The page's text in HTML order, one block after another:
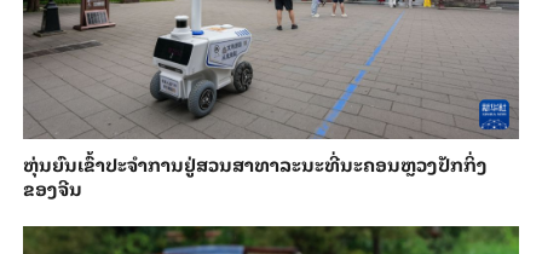
​ຫຸ່ນ​ຍົນ​ເຂົ້າ​ປະ​ຈຳ​ການ​ຢູ່​ສວນ​ສາ​ທາ​ລະ​ນະ​ທີ່​ນະ​ຄອນຫຼວງ​ປັກ​ກິ່ງ​
ຂອງ​ຈີນ